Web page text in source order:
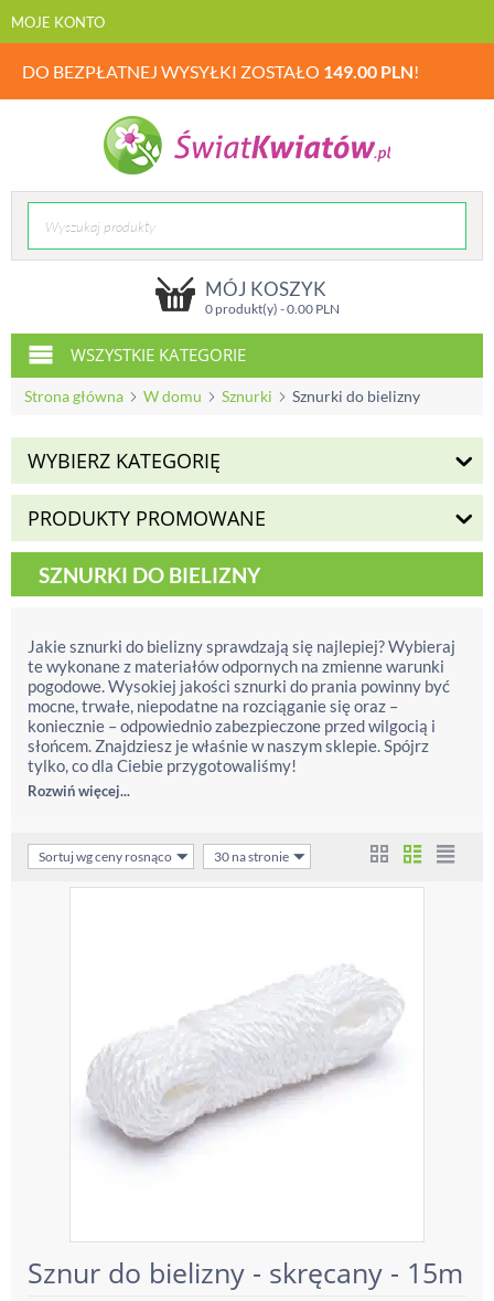
MOJE KONTO
DO BEZPŁATNEJ WYSYŁKI ZOSTAŁO 149.00 PLN!
MÓJ KOSZYK
0 produkt(y) -0.00PLN
WSZYSTKIE KATEGORIE
Strona główna W domu Sznurki Sznurki do bielizny
WYBIERZ KATEGORIĘ
PRODUKTY PROMOWANE
SZNURKI DO BIELIZNY
Jakie sznurki do bielizny sprawdzają się najlepiej? Wybieraj
te wykonane z materiałów odpornych na zmienne warunki
pogodowe. Wysokiej jakości sznurki do prania powinny być
mocne, trwałe, niepodatne na rozciąganie się oraz –
koniecznie – odpowiednio zabezpieczone przed wilgocią i
słońcem. Znajdziesz je właśnie w naszym sklepie. Spójrz
tylko, co dla Ciebie przygotowaliśmy!
Rozwiń więcej...
Sortuj wg ceny rosnąco 30 na stronie
Sznur do bielizny - skręcany - 15m